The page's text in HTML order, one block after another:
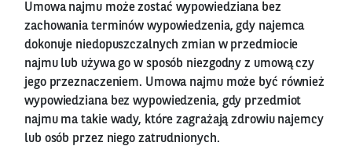
Umowa najmu może zostać wypowiedziana bez
zachowania terminów wypowiedzenia, gdy najemca
dokonuje niedopuszczalnych zmian w przedmiocie
najmu lub używa go w sposób niezgodny z umową czy
jego przeznaczeniem. Umowa najmu może być również
wypowiedziana bez wypowiedzenia, gdy przedmiot
najmu ma takie wady, które zagrażają zdrowiu najemcy
lub osób przez niego zatrudnionych.